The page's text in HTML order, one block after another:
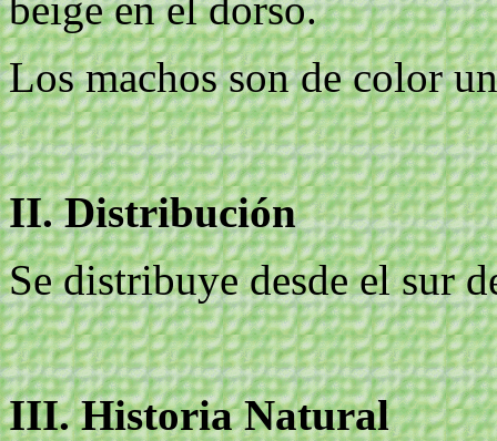
Los machos son de color
II. Distribución
Se distribuye desde el sur
III. Historia Natural